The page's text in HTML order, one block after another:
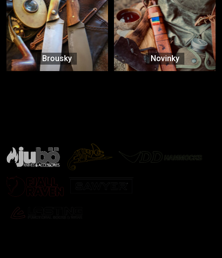
Brousky Novinky